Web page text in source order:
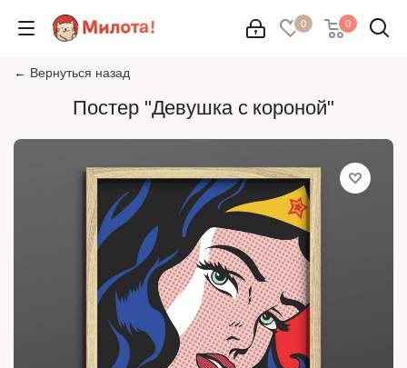
0 0
← Вернуться назад
Постер "Девушка с короной"